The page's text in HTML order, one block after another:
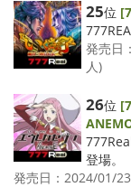
25位
発売日
人)
26位
登場。
発売日：2024/01/23